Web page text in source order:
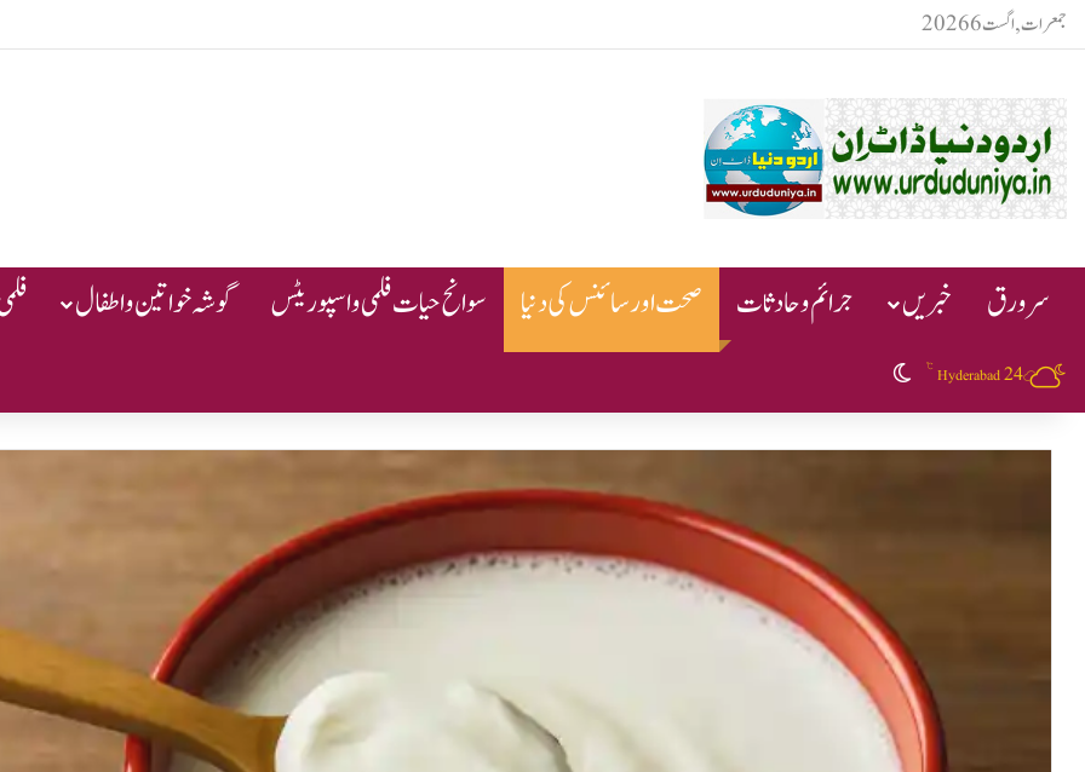
جمعرات, اگست 6 2026
سرورق خبریں جرائم و حادثات صحت اور سائنس کی دنیا سوانح حیات فلمی و اسپوریٹس گوشہ خواتین و اطفال
Hyderabad24
℃